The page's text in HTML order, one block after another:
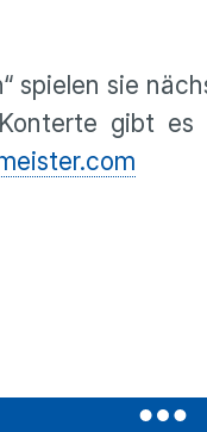
spielen sie
gibt